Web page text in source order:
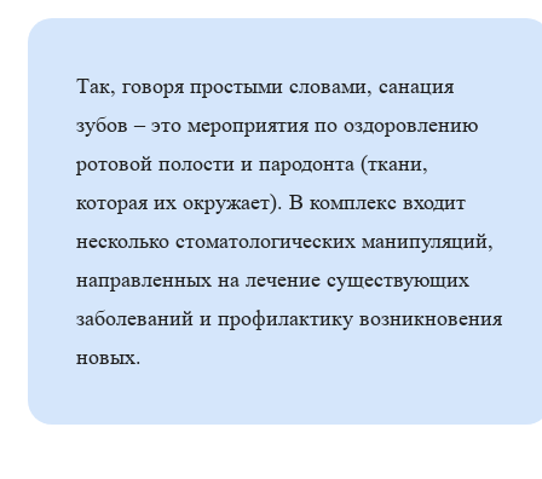
Так, говоря простыми словами, санация
зубов – это мероприятия по оздоровлению
ротовой полости и пародонта (ткани,
которая их окружает). В комплекс входит
несколько стоматологических манипуляций,
направленных на лечение существующих
заболеваний и профилактику возникновения
новых.